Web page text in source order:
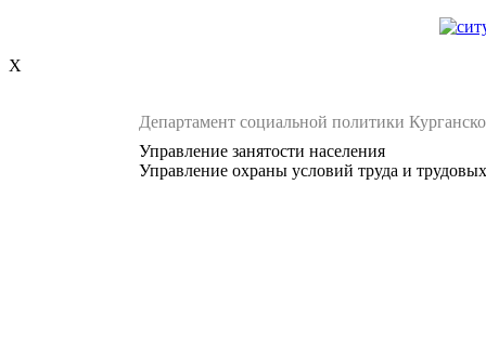
X
Департамент социальной политики
Управление занятости населения
Управление охраны условий труда и